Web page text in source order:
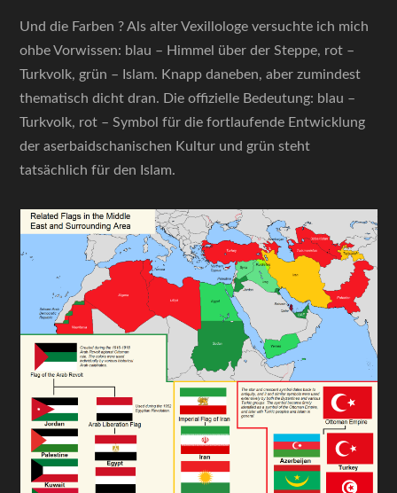
Und die Farben ? Als alter Vexillologe versuchte ich mich
ohbe Vorwissen: blau – Himmel über der Steppe, rot –
Turkvolk, grün – Islam. Knapp daneben, aber zumindest
thematisch dicht dran. Die offizielle Bedeutung: blau –
Turkvolk, rot – Symbol für die fortlaufende Entwicklung
der aserbaidschanischen Kultur und grün steht
tatsächlich für den Islam.